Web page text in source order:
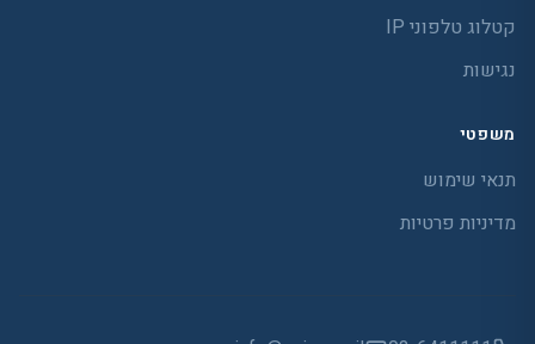
קטלוג טלפוני IP
נגישות
משפטי
תנאי שימוש
מדיניות פרטיות